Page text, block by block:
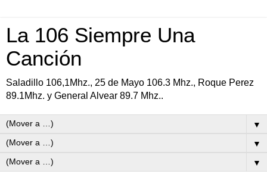
La 106 Siempre Una
Canción
Saladillo 106,1Mhz., 25 de Mayo 106.3 Mhz., Roque Perez
89.1Mhz. y General Alvear 89.7 Mhz..
▼
▼
▼